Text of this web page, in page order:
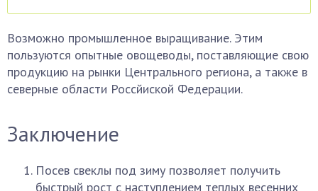
Возможно промышленное выращивание. Этим
пользуются опытные овощеводы, поставляющие свою
продукцию на рынки Центрального региона, а также в
северные области Россйиской Федерации.
Заключение
Посев свеклы под зиму позволяет получить
быстрый рост с наступлением теплых весенних